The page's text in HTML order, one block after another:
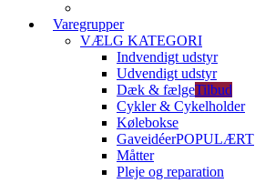
Varegrupper
VÆLG KATEGORI
Indvendigt udstyr
Udvendigt udstyr
Dæk & fælgeTilbud
Cykler & Cykelholder
Kølebokse
GaveidéerPOPULÆRT
Måtter
Pleje og reparation